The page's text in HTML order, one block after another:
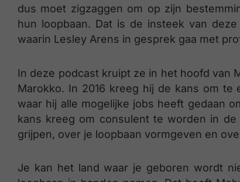
dus moet zigzaggen om op zijn
hun loopbaan. Dat is de insteek van
waarin Lesley Arens in gesprek gaa met
In deze podcast kruipt ze in het hoofd van
Marokko. In 2016 kreeg hij de kans om
waar hij alle mogelijke jobs heeft gedaan
kans kreeg om consulent te worden in
grijpen, over je loopbaan vormgeven en
Je kan het land waar je geboren wordt